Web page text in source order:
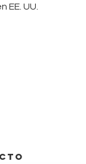
EE. UU.